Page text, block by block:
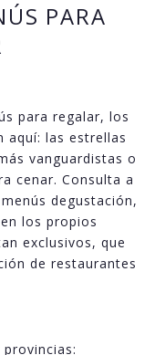
PARA
para regalar, los
aquí: las estrellas
vanguardistas o
cenar. Consulta a
degustación,
los propios
exclusivos, que
de restaurantes